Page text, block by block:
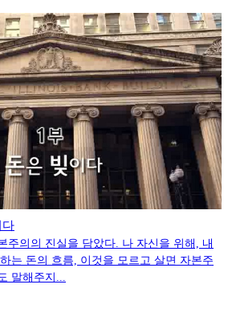
다
주의의 진실을 담았다. 나 자신을 위해, 내
는 돈의 흐름, 이것을 모르고 살면 자본주
말해주지...